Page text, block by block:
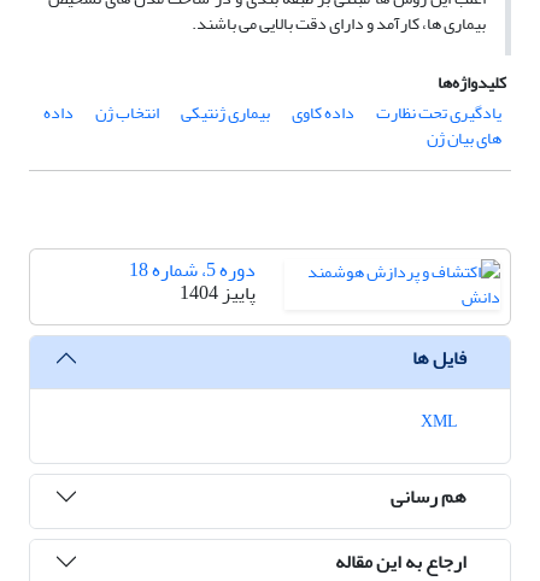
بیماری ها، کارآمد و دارای دقت بالایی می باشند.
کلیدواژه‌ها
یادگیری تحت نظارت
داده کاوی بیماری ژنتیکی انتخاب ژن داده
های بیان ژن
دوره 5، شماره 18
پاییز 1404
فایل ها
هم رسانی
ارجاع به این مقاله